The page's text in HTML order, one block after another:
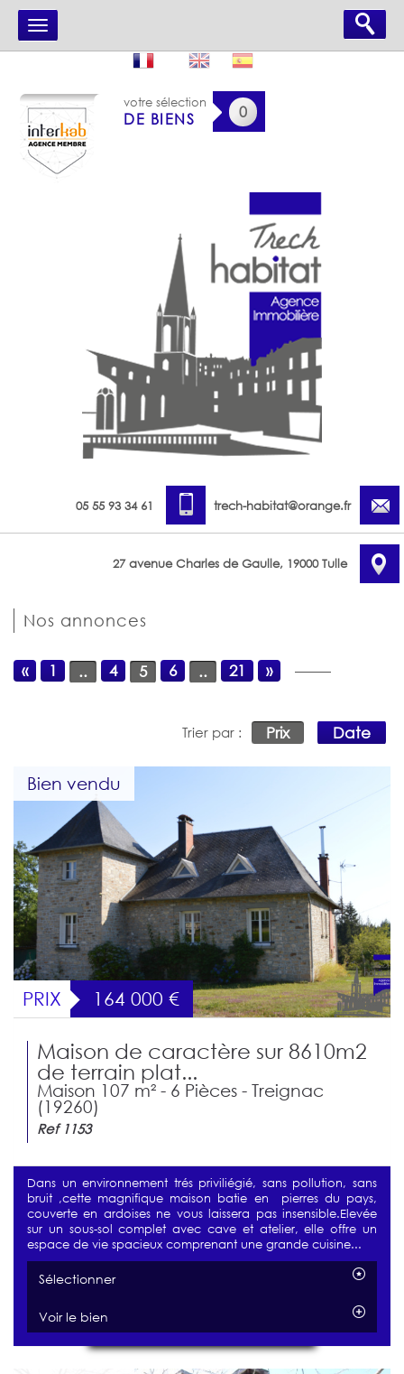
votre sélection
DE BIENS 0
05 55 93 34 61 trech-habitat@orange.fr
27 avenue Charles de Gaulle, 19000 Tulle
Nos annonces
« 1 .. 4 5 6 .. 21 »
Trier par : Prix Date
Bien vendu
PRIX 164 000 €
Maison de caractère sur 8610m2
de terrain plat...
Maison 107 m² - 6 Pièces - Treignac
(19260)
Ref 1153
Dans un environnement trés priviliégié, sans pollution, sans
bruit ,cette magnifique maison batie en pierres du pays,
couverte en ardoises ne vous laissera pas insensible.Elevée
sur un sous-sol complet avec cave et atelier, elle offre un
espace de vie spacieux comprenant une grande cuisine...
Sélectionner
Voir le bien